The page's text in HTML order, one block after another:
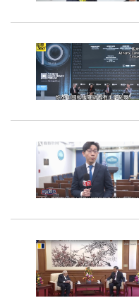
考試/監察
國安/國防/外交
綠能
自然/地理/景觀/地球
都市發展與都市建設
選舉/民調